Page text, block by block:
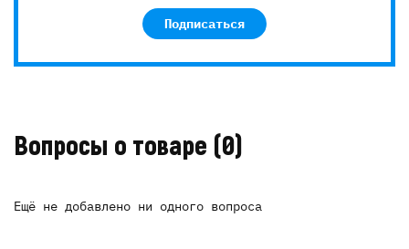
Подписаться
Вопросы о товаре (0)
Ещё не добавлено ни одного вопроса